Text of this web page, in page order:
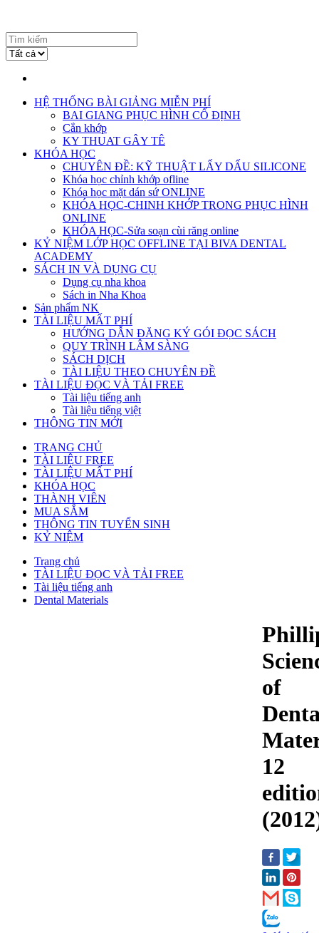
HỆ THỐNG BÀI GIẢNG MIỄN PHÍ
BAI GIANG PHỤC HÌNH CỐ ĐỊNH
Cắn khớp
KY THUAT GÂY TÊ
KHÓA HỌC
CHUYÊN ĐỀ: KỸ THUẬT LẤY DẤU SILICONE
Khóa học chỉnh khớp ofline
Khóa học mặt dán sứ ONLINE
KHÓA HỌC-CHINH KHỚP TRONG PHỤC HÌNH
ONLINE
KHÓA HỌC-Sửa soạn cùi răng online
KỶ NIỆM LỚP HỌC OFFLINE TẠI BIVA DENTAL
ACADEMY
SÁCH IN VÀ DỤNG CỤ
Dụng cụ nha khoa
Sách in Nha Khoa
Sản phẩm NK
TÀI LIỆU MẤT PHÍ
HƯỚNG DẪN ĐĂNG KÝ GÓI ĐỌC SÁCH
QUY TRÌNH LÂM SÀNG
SÁCH DỊCH
TÀI LIỆU THEO CHUYÊN ĐỀ
TÀI LIỆU ĐỌC VÀ TẢI FREE
Tài liệu tiếng anh
Tài liệu tiếng việt
THÔNG TIN MỚI
TRANG CHỦ
TÀI LIỆU FREE
TÀI LIỆU MẤT PHÍ
KHÓA HỌC
THÀNH VIÊN
MUA SẮM
THÔNG TIN TUYỂN SINH
KỶ NIỆM
Trang chủ
TÀI LIỆU ĐỌC VÀ TẢI FREE
Tài liệu tiếng anh
Dental Materials
of
12